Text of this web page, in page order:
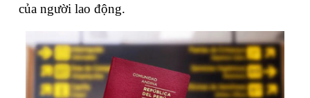
của người lao động.